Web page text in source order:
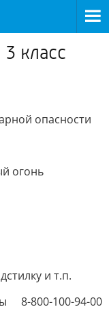
класс
опасности
огонь
и т.п.
800-100-94-00